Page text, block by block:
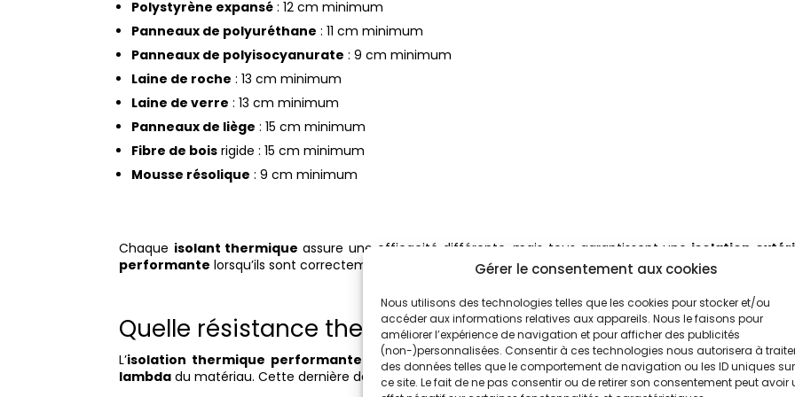
Gérer le consentement aux cookies
Nous utilisons des technologies telles que les cookies pour stocker et/ou
accéder aux informations relatives aux appareils. Nous le faisons pour
améliorer l’expérience de navigation et pour afficher des publicités
(non-)personnalisées. Consentir à ces technologies nous autorisera à
des données telles que le comportement de navigation ou les ID uniques sur
ce site. Le fait de ne pas consentir ou de retirer son consentement peut avoir
Polystyrène expansé : 12 cm minimum
Panneaux de polyuréthane : 11 cm minimum
Panneaux de polyisocyanurate : 9 cm minimum
Laine de roche : 13 cm minimum
Laine de verre : 13 cm minimum
Panneaux de liège : 15 cm minimum
Fibre de bois rigide : 15 cm minimum
Mousse résolique : 9 cm minimum
Chaque isolant thermique assure une efficacité différente, mais tous garantissent une isolation
performante lorsqu’ils sont correctement mis en œuvre.
Quelle résistance thermique pour un ITE ?
L’isolation thermique performante repose sur deux facteurs : l’épaisseuret laconductivité
lambda du matériau. Cette dernière définit la capacité d’unisolantà limiter la transmission de chaleur.